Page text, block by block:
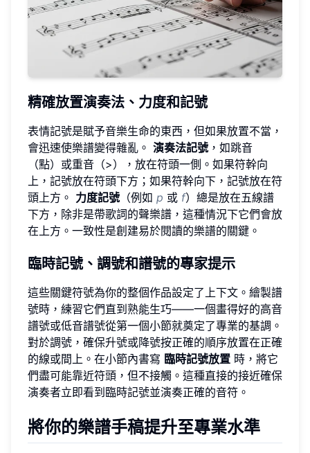
精確放置演奏法、力度和記號
表情記號是賦予音樂生命的東西，但如果放置不當，
會迅速使樂譜變得雜亂。 演奏法記號，如跳音
（點）或重音（>），放在符頭一側。如果符幹向
上，記號放在符頭下方；如果符幹向下，記號放在符
頭上方。 力度記號（例如 p 或 f）總是放在五線譜
下方，除非是帶歌詞的聲樂譜，這種情況下它們會放
在上方。一致性是創建易於閱讀的樂譜的關鍵。
臨時記號、調號和譜號的專家提示
這些關鍵符號為你的整個作品設定了上下文。繪製譜
號時，練習它們直到熟能生巧——一個畫得好的高音
譜號或低音譜號從第一個小節就奠定了專業的基調。
對於調號，確保升號或降號按正確的順序放置在正確
的線或間上。在小節內書寫 臨時記號放置 時，將它
們盡可能靠近符頭，但不接觸。這種直接的接近確保
演奏者立即看到臨時記號並演奏正確的音符。
將你的樂譜手稿提升至專業水準